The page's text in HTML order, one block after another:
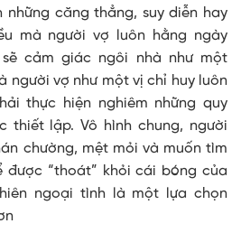
căng thẳng, suy diễn hay
mà người vợ luôn hằng ngày
cảm giác ngôi nhà như một
người vợ như một vị chỉ huy luôn
thực hiện nghiêm những quy
thiết lập. Vô hình chung, người
chường, mệt mỏi và muốn tìm
“thoát” khỏi cái bóng của
ngoại tình là một lựa chọn